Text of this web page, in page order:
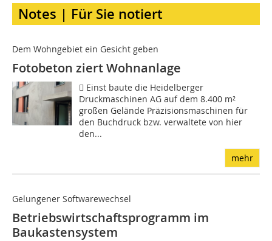
Notes | Für Sie notiert
Dem Wohngebiet ein Gesicht geben
Fotobeton ziert Wohnanlage
 Einst baute die Heidelberger
Druckmaschinen AG auf dem 8.400 m²
großen Gelände Präzisionsmaschinen für
den Buchdruck bzw. verwaltete von hier
den...
mehr
Gelungener Softwarewechsel
Betriebswirtschaftsprogramm im
Baukastensystem